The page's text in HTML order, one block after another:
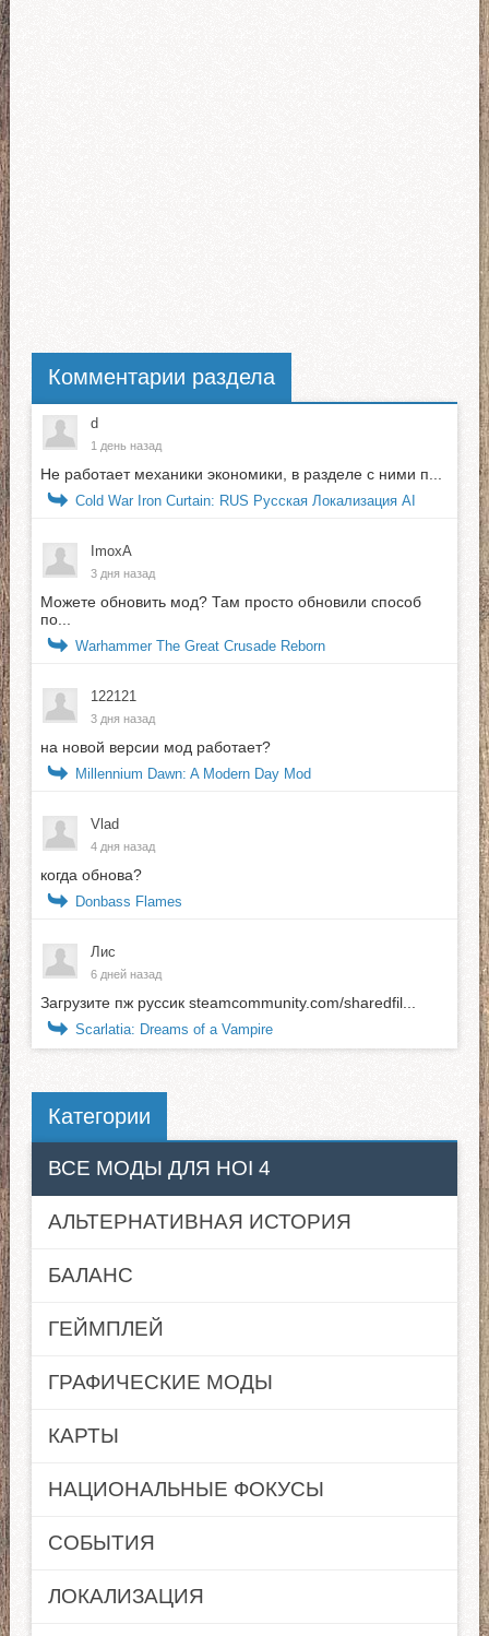
Комментарии раздела
d
1 день назад
Не работает механики экономики, в разделе с ними п...
Cold War Iron Curtain: RUS Русская Локализация AI
ImoxA
3 дня назад
Можете обновить мод? Там просто обновили способ
по...
Warhammer The Great Crusade Reborn
122121
3 дня назад
на новой версии мод работает?
Millennium Dawn: A Modern Day Mod
Vlad
4 дня назад
когда обнова?
Donbass Flames
Лис
6 дней назад
Загрузите пж руссик steamcommunity.com/sharedfil...
Scarlatia: Dreams of a Vampire
Категории
ВСЕ МОДЫ ДЛЯ HOI 4
АЛЬТЕРНАТИВНАЯ ИСТОРИЯ
БАЛАНС
ГЕЙМПЛЕЙ
ГРАФИЧЕСКИЕ МОДЫ
КАРТЫ
НАЦИОНАЛЬНЫЕ ФОКУСЫ
СОБЫТИЯ
ЛОКАЛИЗАЦИЯ